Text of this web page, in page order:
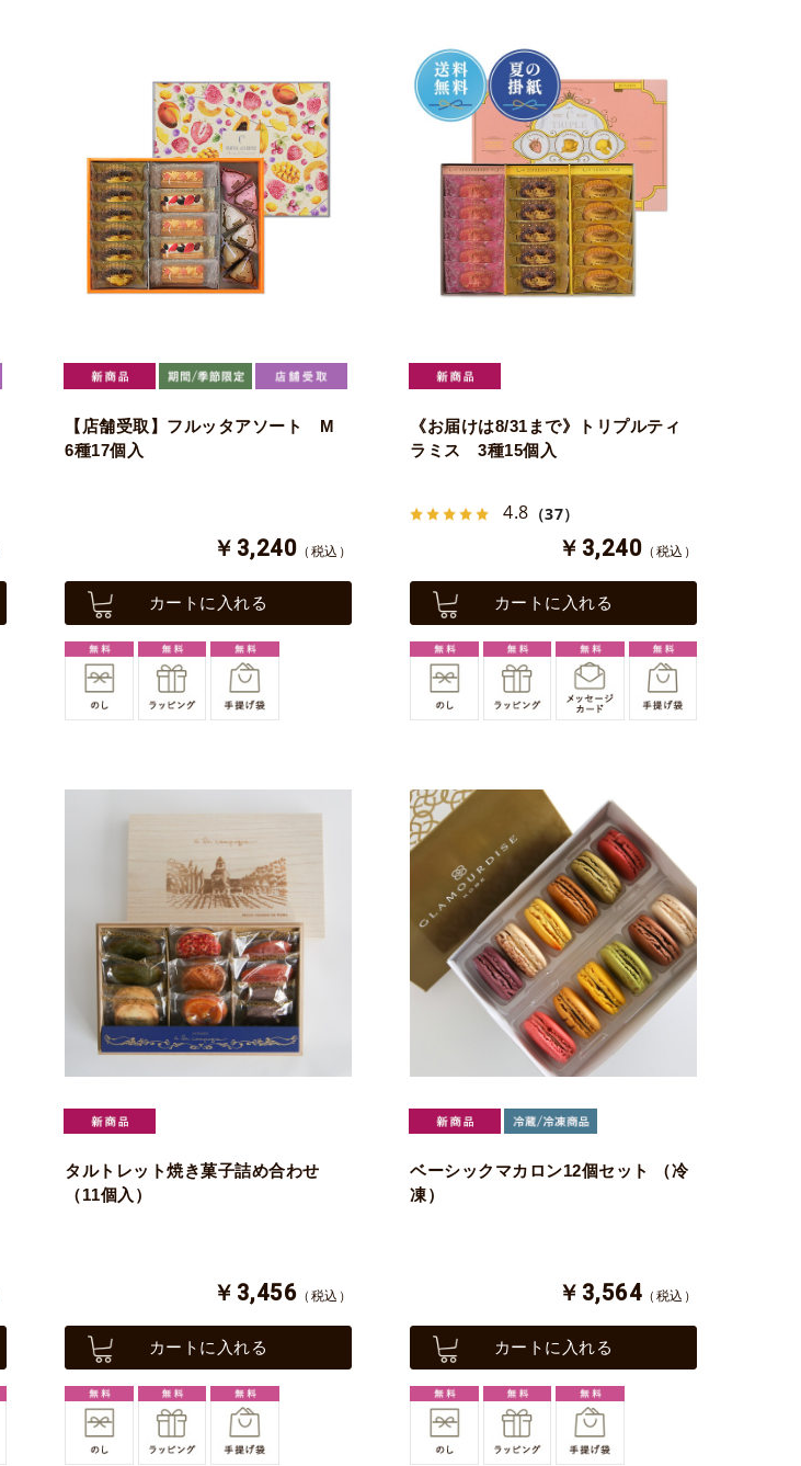
【店舗受取】フルッタアソート M
6種17個入
￥3,240 （税込）
カートに入れる
《お届けは8/31まで》トリプルティ
ラミス 3種15個入
4.8 （37）
￥3,240 （税込）
カートに入れる
タルトレット焼き菓子詰め合わせ
（11個入）
￥3,456 （税込）
カートに入れる
ベーシックマカロン12個セット （冷
凍）
￥3,564 （税込）
カートに入れる